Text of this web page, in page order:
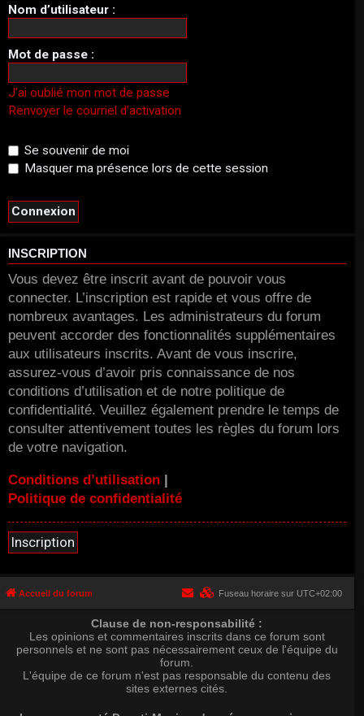
Nom d’utilisateur :
Mot de passe :
J’ai oublié mon mot de passe
Renvoyer le courriel d’activation
Se souvenir de moi
Masquer ma présence lors de cette session
INSCRIPTION
Vous devez être inscrit avant de pouvoir vous
connecter. L’inscription est rapide et vous offre de
nombreux avantages. Les administrateurs du forum
peuvent accorder des fonctionnalités supplémentaires
aux utilisateurs inscrits. Avant de vous inscrire,
assurez-vous d’avoir pris connaissance de nos
conditions d’utilisation et de notre politique de
confidentialité. Veuillez également prendre le temps de
consulter attentivement toutes les règles du forum lors
de votre navigation.
Conditions d’utilisation |
Politique de confidentialité
Inscription
Accueil du forum Fuseau horaire sur UTC+02:00
Clause de non-responsabilité :
Les opinions et commentaires inscrits dans ce forum sont
personnels et ne sont pas nécessairement ceux de l'équipe du
forum.
L'équipe de ce forum n'est pas responsable du contenu des
sites externes cités.